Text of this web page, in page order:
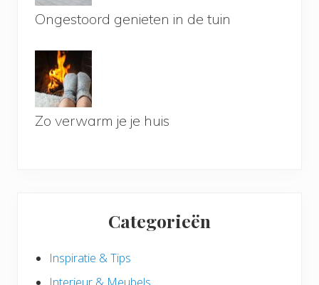
Ongestoord genieten in de tuin
Zo verwarm je je huis
Categorieën
Inspiratie & Tips